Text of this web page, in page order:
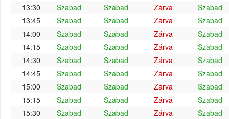
13:30
Szabad Szabad Zárva
Szabad
13:45
Szabad Szabad Zárva
Szabad
14:00
Szabad Szabad Zárva
Szabad
14:15
Szabad Szabad Zárva
Szabad
14:30
Szabad Szabad Zárva
Szabad
14:45
Szabad Szabad Zárva
Szabad
15:00
Szabad Szabad Zárva
Szabad
15:15
Szabad Szabad Zárva
Szabad
15:30
Szabad Szabad Zárva
Szabad